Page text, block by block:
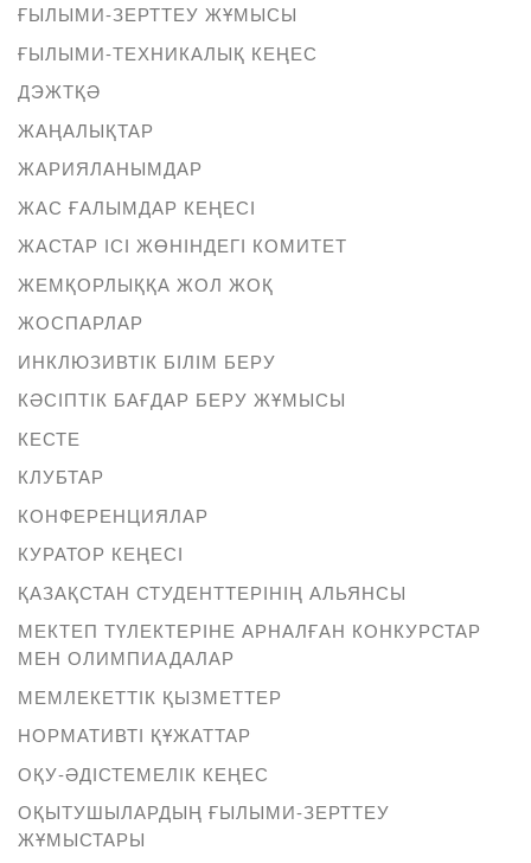
ҒЫЛЫМИ-ЗЕРТТЕУ ЖҰМЫСЫ
ҒЫЛЫМИ-ТЕХНИКАЛЫҚ КЕҢЕС
ДЭЖТҚӘ
ЖАҢАЛЫҚТАР
ЖАРИЯЛАНЫМДАР
ЖАС ҒАЛЫМДАР КЕҢЕСІ
ЖАСТАР ІСІ ЖӨНІНДЕГІ КОМИТЕТ
ЖЕМҚОРЛЫҚҚА ЖОЛ ЖОҚ
ЖОСПАРЛАР
ИНКЛЮЗИВТІК БІЛІМ БЕРУ
КӘСІПТІК БАҒДАР БЕРУ ЖҰМЫСЫ
КЕСТЕ
КЛУБТАР
КОНФЕРЕНЦИЯЛАР
КУРАТОР КЕҢЕСІ
ҚАЗАҚСТАН СТУДЕНТТЕРІНІҢ АЛЬЯНСЫ
МЕКТЕП ТҮЛЕКТЕРІНЕ АРНАЛҒАН КОНКУРСТАР
МЕН ОЛИМПИАДАЛАР
МЕМЛЕКЕТТІК ҚЫЗМЕТТЕР
НОРМАТИВТІ ҚҰЖАТТАР
ОҚУ-ӘДІСТЕМЕЛІК КЕҢЕС
ОҚЫТУШЫЛАРДЫҢ ҒЫЛЫМИ-ЗЕРТТЕУ
ЖҰМЫСТАРЫ